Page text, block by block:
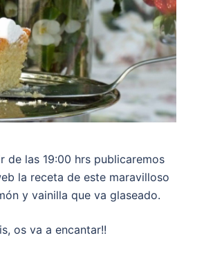
de las 19:00 hrs publicaremos
la receta de este maravilloso
y vainilla que va glaseado.
os va a encantar!!